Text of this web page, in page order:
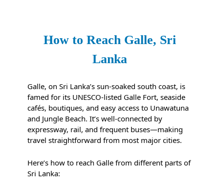
How to Reach Galle, Sri
Lanka
Galle, on Sri Lanka’s sun-soaked south coast, is
famed for its UNESCO-listed Galle Fort, seaside
cafés, boutiques, and easy access to Unawatuna
and Jungle Beach. It’s well-connected by
expressway, rail, and frequent buses—making
travel straightforward from most major cities.
Here’s how to reach Galle from different parts of
Sri Lanka: